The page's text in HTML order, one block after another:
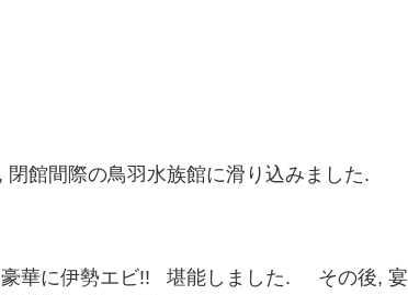
間際の鳥羽水族館に滑り込みました.
に伊勢エビ!! 堪能しました. その後, 宴